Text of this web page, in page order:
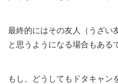
最終的にはその友人（うざい
と思うようになる場合もある
もし、どうしてもドタキャン